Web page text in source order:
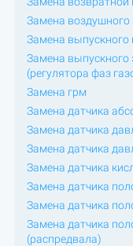
Замена воздушного
Замена выпускного
Замена выпускного
(регулятора фаз
Замена грм
Замена датчика
Замена датчика
Замена датчика
Замена датчика
Замена датчика
Замена датчика
Замена датчика
(распредвала)